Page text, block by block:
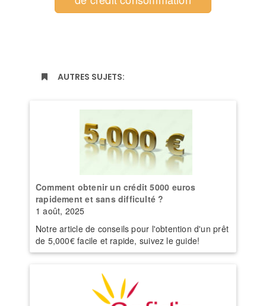
AUTRES SUJETS:
Comment obtenir un crédit 5000 euros
rapidement et sans difficulté ?
1 août, 2025
Notre article de conseils pour l'obtention d'un prêt
de 5,000€ facile et rapide, suivez le guide!